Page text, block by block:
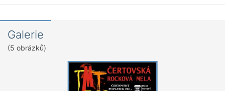
Galerie
(5 obrázků)